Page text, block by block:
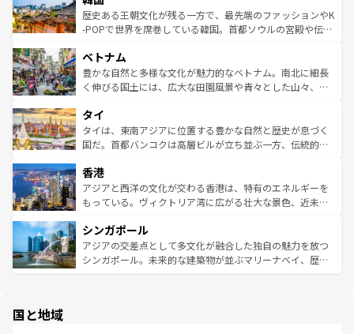
はコンテンツ一覧を参照してほしい。
ビング、ハイキングなど、アウトドア好きにはたまらな
い。オーストラリアの多彩な魅力を存分に味わいつくそ
参照してほしい。
と山間の静けさが共存しており、訪れる人に新しい発見と
驚きをもたらしてくれる。また、奥深い台湾の食文化も魅
容にもいいと評判のスイーツなど、バラエティ豊かな料理
が味わえる。 なお、新着の台湾情報は コンテンツ一覧を参
照してほしい。
歴史ある王朝文化が残る一方で、最先端のファッションやK
-POPで世界を席巻している韓国。首都ソウルの宮殿や伝統
き、地方に足を延ばせば四季折々の自然美を楽しむことが
できる。そして、キムチや焼肉、絶品のストリートフード
まで、さまざまな韓国料理が待っている。夜には、韓国な
リティに包まれながら、韓国の多彩な魅力を心ゆくまで味
わってみてほしい。 なお、新着の韓国情報はコンテンツ一
覧を参照してほしい。
ベトナム
豊かな自然と多様な文化が魅力的なベトナム。南北に細長
く伸びる国土には、広大な田園風景や青々とした山々、世
急速な発展と共に伝統が息づく。ハノイの古い町並みやホ
ーチミン市のフランス統治時代の建物も、独特の雰囲気を
醸し出している。また、バラエティの豊かさとおいしさで
とつ。フォーやバインミー、ベトナムコーヒーなどは、ぜ
ひ現地で味わいたい。どの地域を訪れてもあたたかい人々
が旅行者を迎えてくれるので、きっと忘れられない旅にな
参照してほしい。
タイ
タイは、東南アジアに位置する豊かな自然と歴史が息づく
国だ。首都バンコクは高層ビルが立ち並ぶ一方、伝統的な
の活気が交差している。北部ではチェンマイなどの山岳地
帯で自然と触れ合い、南部ではプーケットやクラビの美し
いビーチでリゾート気分を楽しむことができる。タイ料理
激する。気候は一年中温暖で、どの季節にも異なる楽しみ
が待っている。親しみやすいタイの人々、仏教を中心とし
た文化、そして多様な観光資源が、訪れる旅人を魅了し続
香港
アジアと西洋の文化が交わる香港は、特有のエネルギーを
もっている。ヴィクトリア湾に広がる壮大な景色、近未来
み、どこを訪れても感動するはず。観光スポットが密集し
ており、効率よく見どころを回れるのも魅力。息をのむよ
うな絶景から文化的な体験まで、香港を存分に楽しみ尽く
シンガポール
アジアの交差点として多文化が融合した独自の魅力を放つ
シンガポール。未来的な建築物が並ぶマリーナベイ、歴史
国と地域